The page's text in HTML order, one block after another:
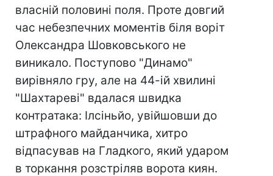
власній половині поля. Проте довгий
час небезпечних моментів біля воріт
Олександра Шовковського не
виникало. Поступово "Динамо"
вирівняло гру, але на 44-ій хвилині
"Шахтареві" вдалася швидка
контратака: Ілсіньйо, увійшовши до
штрафного майданчика, хитро
відпасував на Гладкого, який ударом
в торкання розстріляв ворота киян.